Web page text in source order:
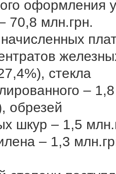
оформления
70,8 млн.грн.
стекла
– 1,8
обрезей
шкур – 1,5
– 1,3